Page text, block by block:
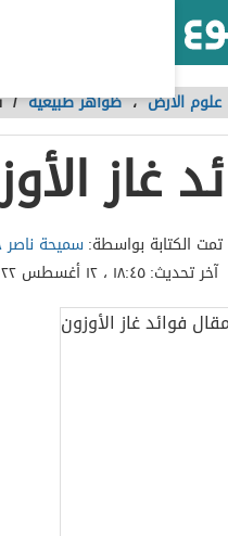
علوم الأرض،ظواهر طبيعية /
غاز
تمت الكتابة بواسطة:سميحة
آخر تحديث:١٨:٤٥ ، ١٢ أغسطس ٢٠٢٢